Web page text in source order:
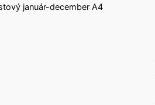
január-december A4